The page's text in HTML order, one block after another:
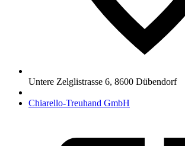
Untere Zelglistrasse 6, 8600 Dübendorf
Chiarello-Treuhand GmbH